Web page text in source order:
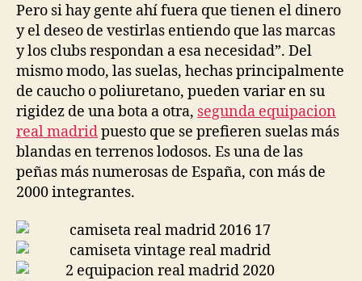
Pero si hay gente ahí fuera que tienen el dinero
y el deseo de vestirlas entiendo que las marcas
y los clubs respondan a esa necesidad”. Del
mismo modo, las suelas, hechas principalmente
de caucho o poliuretano, pueden variar en su
rigidez de una bota a otra, segunda equipacion
real madridpuesto que se prefieren suelas más
blandas en terrenos lodosos. Es una de las
peñas más numerosas de España, con más de
2000 integrantes.